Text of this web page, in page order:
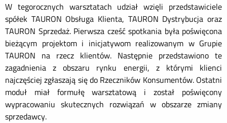
W tegorocznych warsztatach udział wzięli przedstawiciele
spółek TAURON Obsługa Klienta, TAURON Dystrybucja oraz
TAURON Sprzedaż. Pierwsza cześć spotkania była poświęcona
bieżącym projektom i inicjatywom realizowanym w Grupie
TAURON na rzecz klientów. Następnie przedstawiono te
zagadnienia z obszaru rynku energii, z którymi klienci
najczęściej zgłaszają się do Rzeczników Konsumentów. Ostatni
moduł miał formułę warsztatową i został poświęcony
wypracowaniu skutecznych rozwiązań w obszarze zmiany
sprzedawcy.